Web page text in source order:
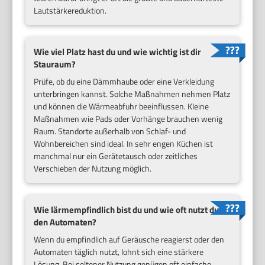
Lautstärkereduktion.
Wie viel Platz hast du und wie wichtig ist dir
Stauraum?
Prüfe, ob du eine Dämmhaube oder eine Verkleidung
unterbringen kannst. Solche Maßnahmen nehmen Platz
und können die Wärmeabfuhr beeinflussen. Kleine
Maßnahmen wie Pads oder Vorhänge brauchen wenig
Raum. Standorte außerhalb von Schlaf- und
Wohnbereichen sind ideal. In sehr engen Küchen ist
manchmal nur ein Gerätetausch oder zeitliches
Verschieben der Nutzung möglich.
Wie lärmempfindlich bist du und wie oft nutzt du
den Automaten?
Wenn du empfindlich auf Geräusche reagierst oder den
Automaten täglich nutzt, lohnt sich eine stärkere